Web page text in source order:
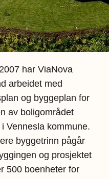
har ViaNova
arbeidet med
og byggeplan for
av boligområdet
Vennesla kommune.
byggetrinn pågår
og prosjektet
500 boenheter for